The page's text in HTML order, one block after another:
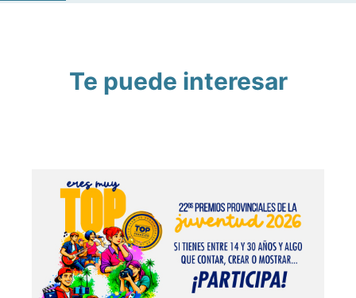
Te puede interesar